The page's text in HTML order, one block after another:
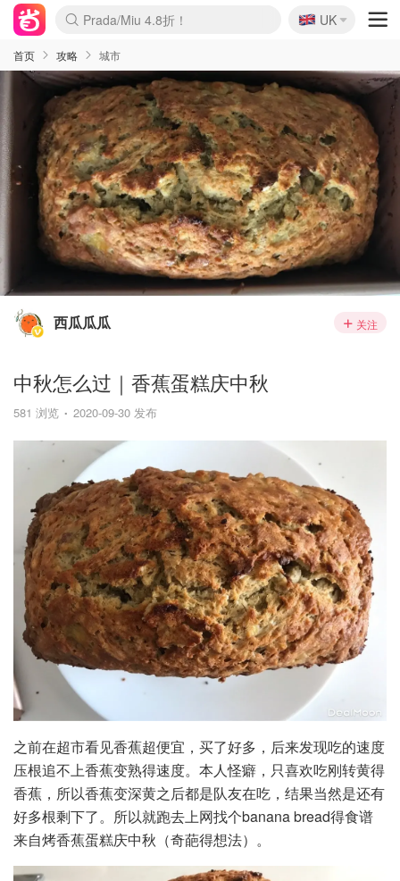
麦卢卡蜂蜜夏促！个位数！
Prada/Miu 4.8折！
啥？必胜客披萨5折！
🇬🇧
UK
首页 攻略 城市
西瓜瓜瓜 关注
中秋怎么过｜香蕉蛋糕庆中秋
581 浏览 2020-09-30 发布
之前在超市看见香蕉超便宜，买了好多，后来发现吃的速度
压根追不上香蕉变熟得速度。本人怪癖，只喜欢吃刚转黄得
香蕉，所以香蕉变深黄之后都是队友在吃，结果当然是还有
好多根剩下了。所以就跑去上网找个banana bread得食谱
来自烤香蕉蛋糕庆中秋（奇葩得想法）。